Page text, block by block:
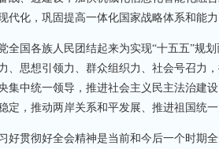
代化，巩固提高一体化国家战略体系和能力
国各族人民团结起来为实现“十五五”规划
、思想引领力、群众组织力、社会号召力
集中统一领导，推进社会主义民主法治建
定，推动两岸关系和平发展、推进祖国统
贯彻好全会精神是当前和今后一个时期全